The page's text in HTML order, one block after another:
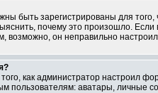
быть зарегистрированы для
почему это произошло.
возможно, он неправильно
как администратор настроил
аватары, личные